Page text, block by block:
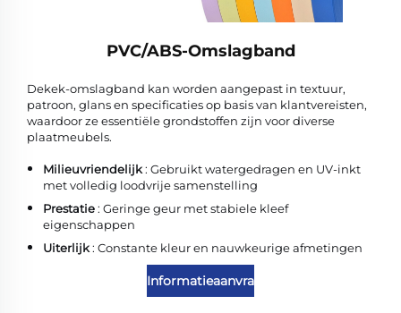
PVC/ABS-Omslagband
Dekek-omslagband kan worden aangepast in textuur,
patroon, glans en specificaties op basis van klantvereisten,
waardoor ze essentiële grondstoffen zijn voor diverse
plaatmeubels.
Milieuvriendelijk: Gebruikt watergedragen en UV-inkt
met volledig loodvrije samenstelling
Prestatie: Geringe geur met stabiele kleef
eigenschappen
Uiterlijk: Constante kleur en nauwkeurige afmetingen
Informatieaanvraag